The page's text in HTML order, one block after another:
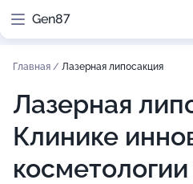
Gen87
Главная / Лазерная липосакция
Лазерная
Клинике